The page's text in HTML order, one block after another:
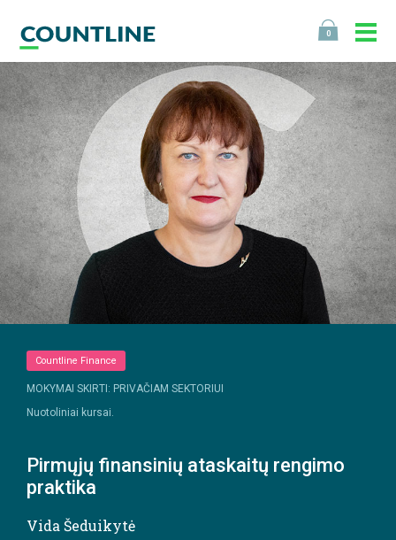
0
Countline Finance
MOKYMAI SKIRTI: PRIVAČIAM SEKTORIUI
Nuotoliniai kursai.
Pirmųjų finansinių ataskaitų rengimo
praktika
Vida Šeduikytė